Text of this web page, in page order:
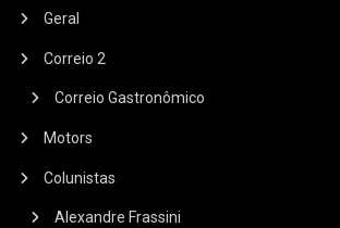
Geral
Correio 2
Correio Gastronômico
Motors
Colunistas
Alexandre Frassini